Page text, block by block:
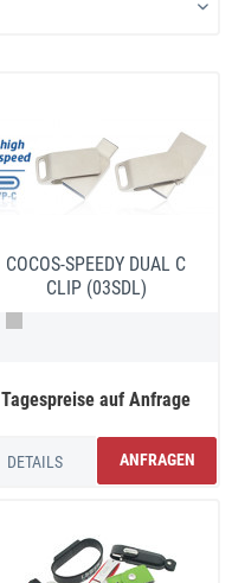
COCOS-SPEEDY DUAL C
CLIP (03SDL)
Tagespreise auf Anfrage
DETAILS ANFRAGEN